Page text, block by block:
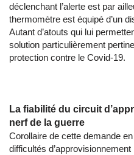
déclenchant l’alerte est par
thermomètre est équipé d’un
Autant d’atouts qui lui
solution particulièrement
protection contre le Covid-19.
La fiabilité du circuit
nerf de la guerre
Corollaire de cette demande
difficultés